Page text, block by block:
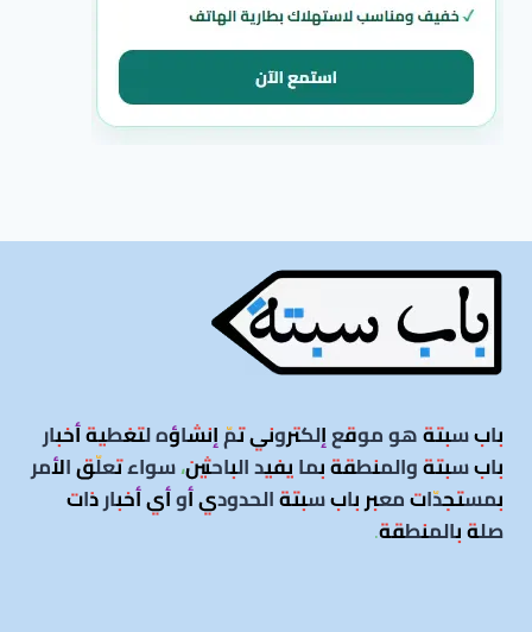
باب سبتة هو موقع إلكتروني تمّ إنشاؤه لتغطية أخبار
باب سبتة والمنطقة بما يفيد الباحثين، سواء تعلّق الأمر
بمستجدّات معبر باب سبتة الحدودي أو أي أخبار ذات
صلة بالمنطقة.